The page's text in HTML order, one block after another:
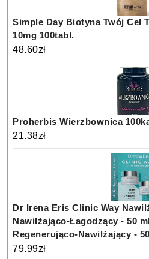
Simple Day Biotyna Twój Cel
10mg 100tabl.
48.60zł
Proherbis Wierzbownica
21.38zł
Dr Irena Eris Clinic Way
Nawilżająco-Łagodzący - 50
Regenerująco-Nawilżający -
79.99zł